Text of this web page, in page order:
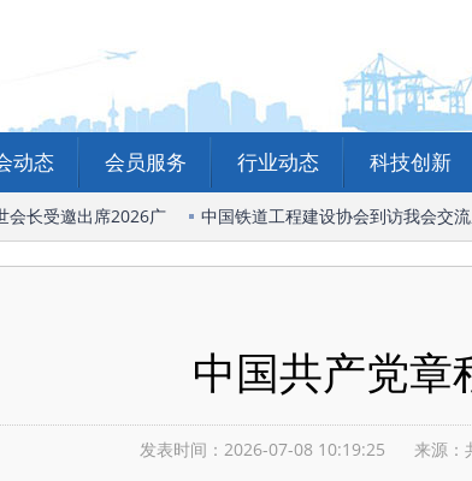
动态 会员服务 行业动态 科技创新
邀出席2026广 中国铁道工程建设协会到访我会交流座谈
中国共产党章
发表时间：2026-07-08 10:19:25 来源：